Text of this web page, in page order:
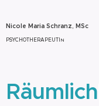
Nicole Maria Schranz, MSc
PSYCHOTHERAPEUTI N